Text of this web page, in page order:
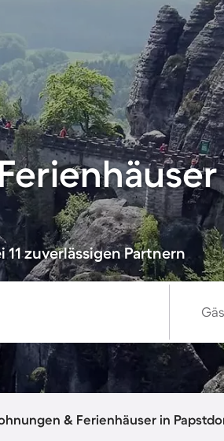
zuverlässigen Partnern
& Ferienhäuser in